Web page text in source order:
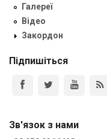
Галереї
Відео
Закордон
Підпишіться
Зв'язок з нами